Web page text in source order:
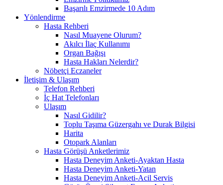
Başarılı Emzirmede 10 Adım
Yönlendirme
Hasta Rehberi
Nasıl Muayene Olurum?
Akılcı İlaç Kullanımı
Organ Bağışı
Hasta Hakları Nelerdir?
Nöbetçi Eczaneler
İletişim & Ulaşım
Telefon Rehberi
İç Hat Telefonları
Ulaşım
Nasıl Gidilir?
Toplu Taşıma Güzergahı ve Durak Bilgisi
Harita
Otopark Alanları
Hasta Görüşü Anketlerimiz
Hasta Deneyim Anketi-Ayaktan Hasta
Hasta Deneyim Anketi-Yatan
Hasta Deneyim Anketi-Acil Servis